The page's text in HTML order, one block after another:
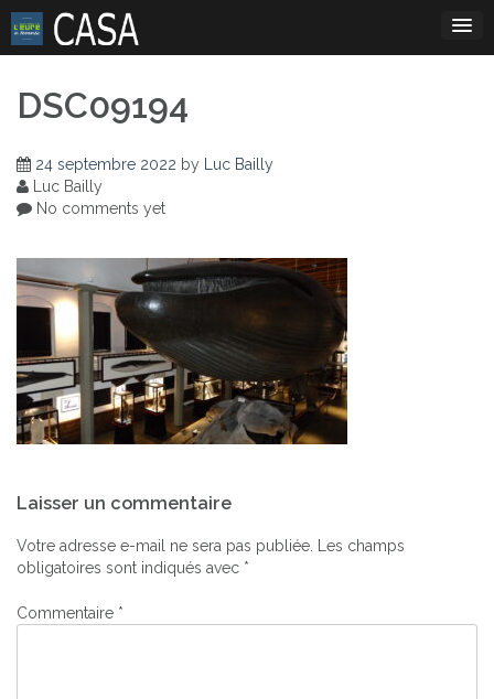
Skip
content
DSC09194
24 septembre 2022 by Luc Bailly
Luc Bailly
No comments yet
de
l’article
Laisser un commentaire
Votre adresse e-mail ne sera pas publiée. Les champs
obligatoires sont indiqués avec *
Commentaire *